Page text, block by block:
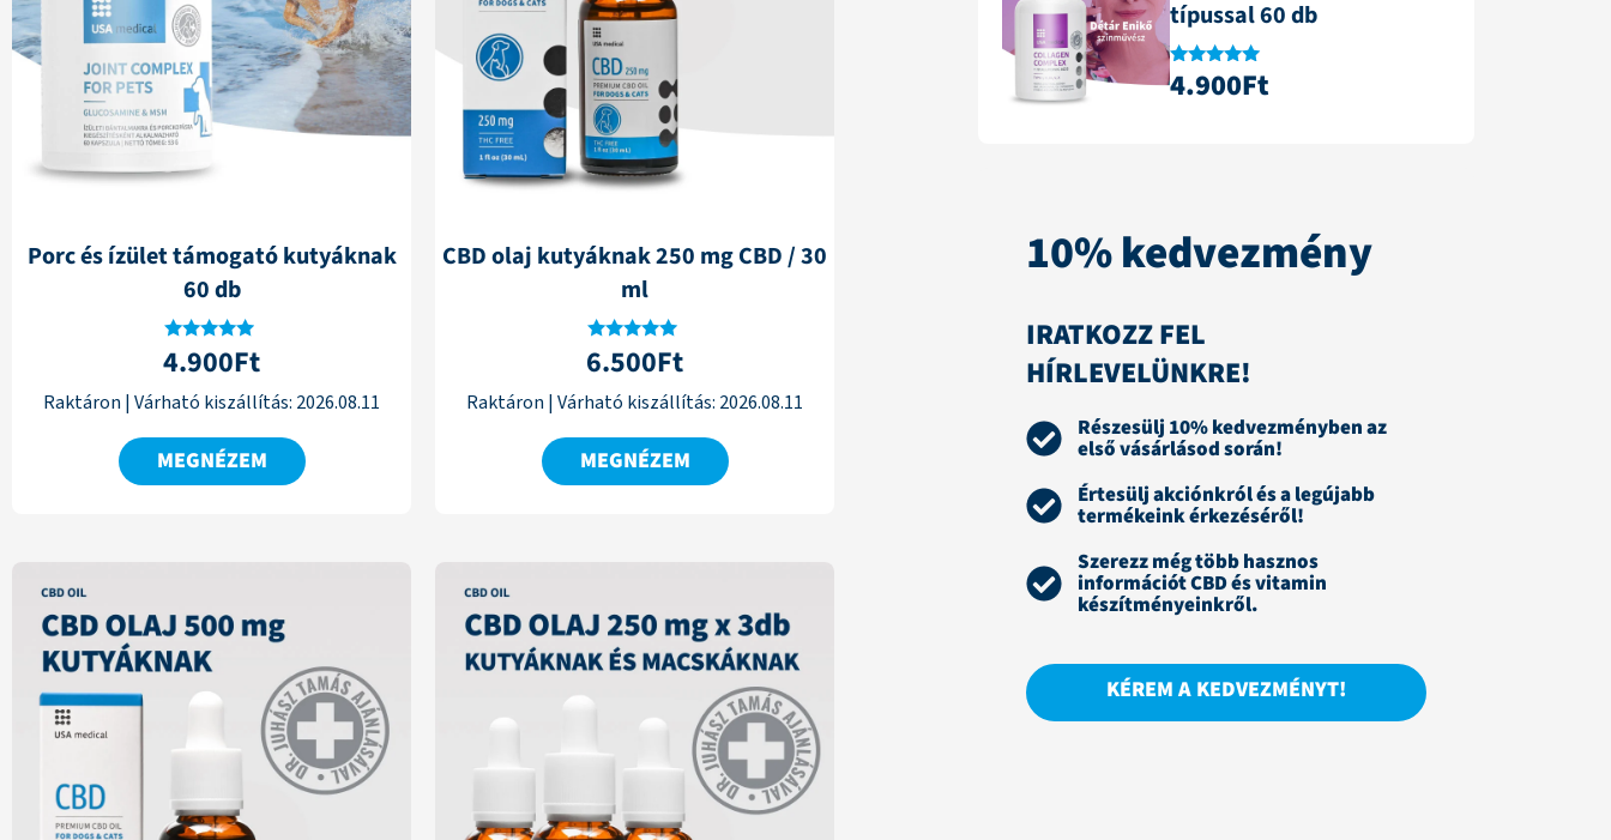
Porc és ízület támogató kutyáknak
60 db
Értékelés:
4.77
4.900Ft
Raktáron |Várható kiszállítás: 2026.08.11
MEGNÉZEM
CBD olaj kutyáknak 250 mg CBD / 30
ml
Értékelés:
4.95
6.500Ft
Raktáron |Várható kiszállítás: 2026.08.11
MEGNÉZEM
típussal 60 db
Értékelés:
4.88
4.900Ft
10% kedvezmény
IRATKOZZ FEL
HÍRLEVELÜNKRE!
Részesülj 10% kedvezményben az
első vásárlásod során!
Értesülj akciónkról és a legújabb
termékeink érkezéséről!
Szerezz még több hasznos
információt CBD és vitamin
készítményeinkről.
KÉREM A KEDVEZMÉNYT!